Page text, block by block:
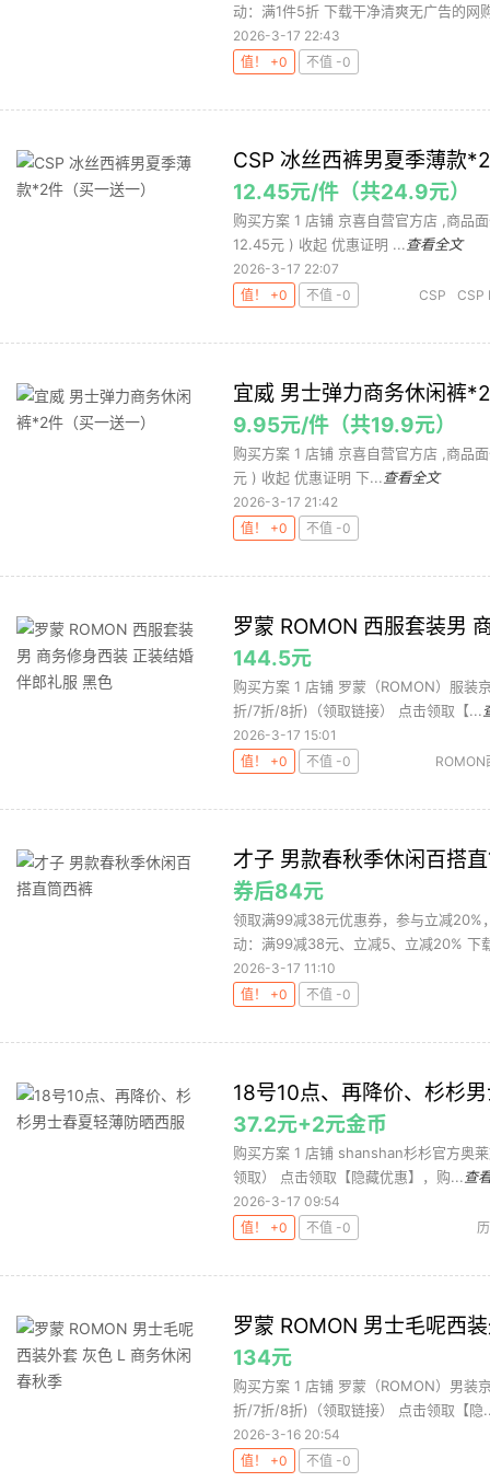
动：满1件5折 下载干净清爽无广告的网
2026-3-17 22:43
值！ +0
不值 -0
CSP 冰丝西裤男夏季薄款
12.45元/件（共24.9元）
购买方案 1 店铺 京喜自营官方店 ,商品
12.45元 ) 收起 优惠证明 ... 查看全文
2026-3-17 22:07
值！ +0
不值 -0 CSP CSP
宜威 男士弹力商务休闲裤
9.95元/件（共19.9元）
购买方案 1 店铺 京喜自营官方店 ,商品
元 ) 收起 优惠证明 下... 查看全文
2026-3-17 21:42
值！ +0
不值 -0
罗蒙 ROMON 西服套装男
144.5元
购买方案 1 店铺 罗蒙（ROMON）服
折/7折/8折)（领取链接） 点击领取【...
2026-3-17 15:01
值！ +0
不值 -0
ROMON
才子 男款春秋季休闲百搭
券后84元
领取满99减38元优惠券，参与立减20%
动：满99减38元、立减5、立减20% 下
2026-3-17 11:10
值！ +0
不值 -0
18号10点、再降价、杉杉
37.2元+2元金币
购买方案 1 店铺 shanshan杉杉官方奥
领取） 点击领取【隐藏优惠】，购... 查
2026-3-17 09:54
值！ +0
不值 -0
罗蒙 ROMON 男士毛呢西
134元
购买方案 1 店铺 罗蒙（ROMON）男
折/7折/8折)（领取链接） 点击领取【隐
2026-3-16 20:54
值！ +0
不值 -0